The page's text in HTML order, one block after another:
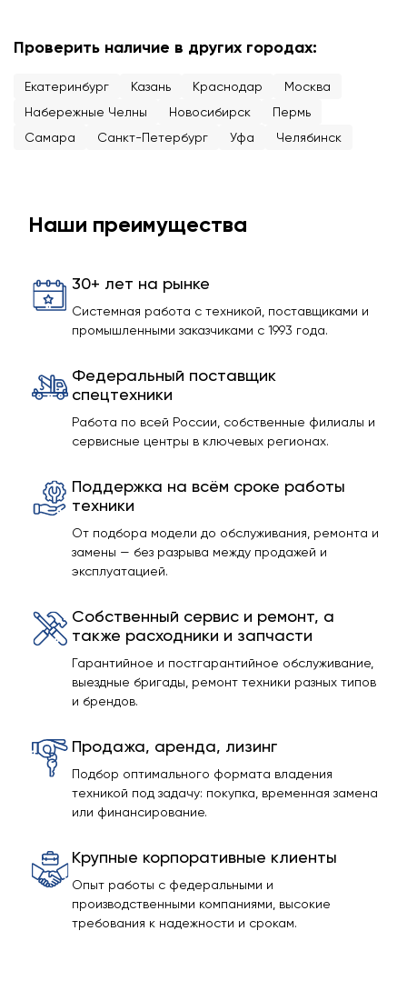
Проверить наличие в других городах:
Екатеринбург Казань Краснодар
Москва
Набережные Челны
Новосибирск
Пермь
Самара
Санкт-Петербург Уфа Челябинск
Наши преимущества
30+ лет на рынке
Системная работа с техникой, поставщиками и
промышленными заказчиками с 1993 года.
Федеральный поставщик
спецтехники
Работа по всей России, собственные филиалы и
сервисные центры в ключевых регионах.
Поддержка на всём сроке работы
техники
От подбора модели до обслуживания, ремонта и
замены — без разрыва между продажей и
эксплуатацией.
Собственный сервис и ремонт, а
также расходники и запчасти
Гарантийное и постгарантийное обслуживание,
выездные бригады, ремонт техники разных типов
и брендов.
Продажа, аренда, лизинг
Подбор оптимального формата владения
техникой под задачу: покупка, временная замена
или финансирование.
Крупные корпоративные клиенты
Опыт работы с федеральными и
производственными компаниями, высокие
требования к надежности и срокам.